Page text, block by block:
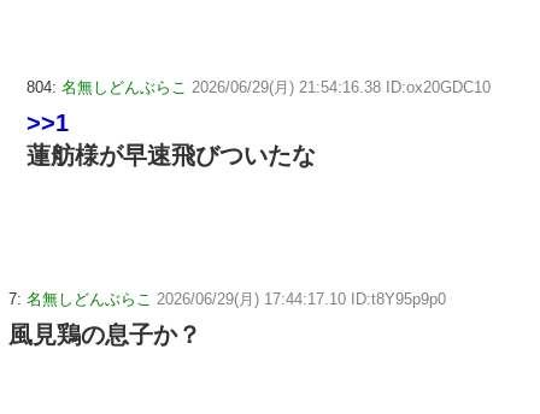
804: 名無しどんぶらこ 2026/06/29(月) 21:54:16.38 ID:ox20GDC10
>>1
蓮舫様が早速飛びついたな
7: 名無しどんぶらこ 2026/06/29(月) 17:44:17.10 ID:t8Y95p9p0
風見鶏の息子か？